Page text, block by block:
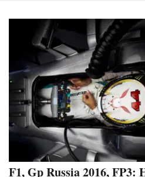
F1, Gp Russia 2016,